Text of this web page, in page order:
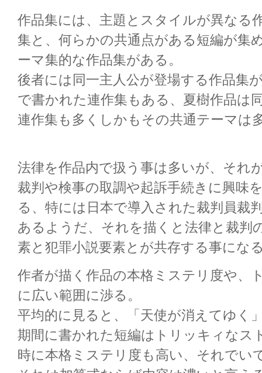
作品集には、主題とスタイルが異なる
集と、何らかの共通点がある短編が集
ーマ集的な作品集がある。
後者には同一主人公が登場する作品集
で書かれた連作集もある、夏樹作品は
連作集も多くしかもその共通テーマは
法律を作品内で扱う事は多いが、それ
裁判や検事の取調や起訴手続きに興味
る、特には日本で導入された裁判員裁
あるようだ、それを描くと法律と裁判
素と犯罪小説要素とが共存する事にな
作者が描く作品の本格ミステリ度や、
に広い範囲に渉る。
平均的に見ると、「天使が消えてゆく
期間に書かれた短編はトリッキィなス
時に本格ミステリ度も高い、それでい